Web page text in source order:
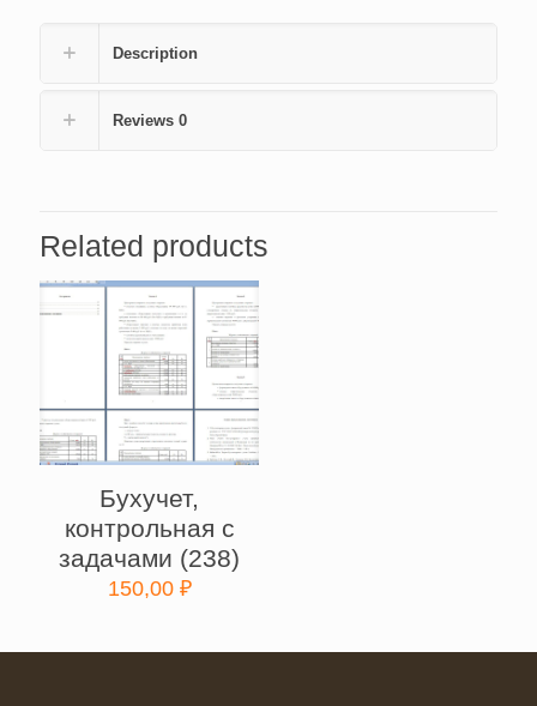
Description
Reviews 0
Related products
Бухучет,
контрольная с
задачами (238)
150,00 ₽